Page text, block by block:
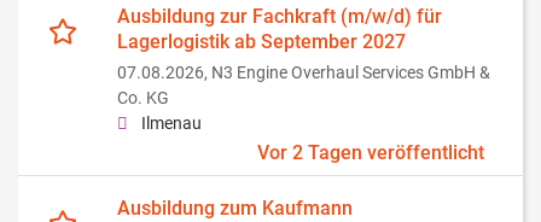
Ausbildung zur Fachkraft (m/w/d) für
Lagerlogistik ab September 2027
07.08.2026, N3 Engine Overhaul Services GmbH &
Co. KG
Ilmenau
Vor 2 Tagen veröffentlicht
Ausbildung zum Kaufmann